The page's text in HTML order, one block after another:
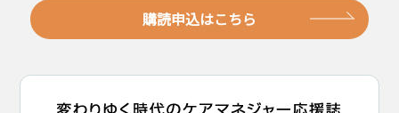
購読申込はこちら